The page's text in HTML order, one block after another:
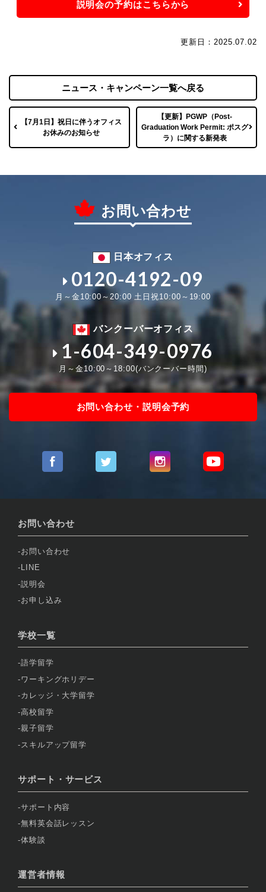
説明会の予約はこちらから
更新日：2025.07.02
【7月1日】祝日に伴うオフィス
お休みのお知らせ
ニュース・キャンペーン一覧へ戻る
【更新】PGWP（Post-
Graduation Work Permit: ポスグ
ラ）に関する新発表
お問い合わせ
日本オフィス
0120-4192-09
月～金10:00～20:00 土日祝10:00～19:00
バンクーバーオフィス
1-604-349-0976
月～金10:00～18:00(バンクーバー時間)
お問い合わせ・説明会予約
お問い合わせ
お問い合わせ
LINE
説明会
お申し込み
学校一覧
語学留学
ワーキングホリデー
カレッジ・大学留学
高校留学
親子留学
スキルアップ留学
サポート・サービス
サポート内容
無料英会話レッスン
体験談
運営者情報